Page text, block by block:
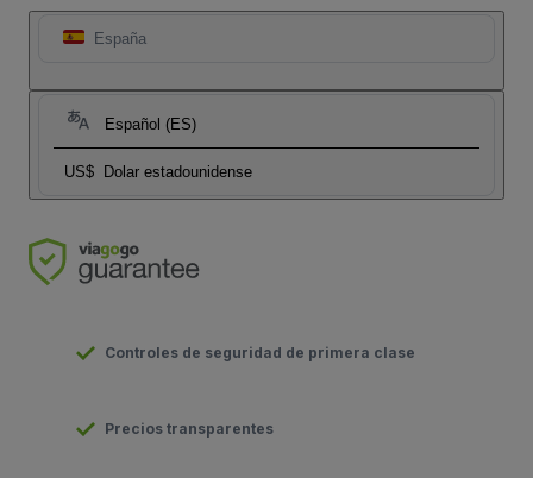
España
Español (ES)
US$ Dolar estadounidense
Controles de seguridad de primera clase
Precios transparentes